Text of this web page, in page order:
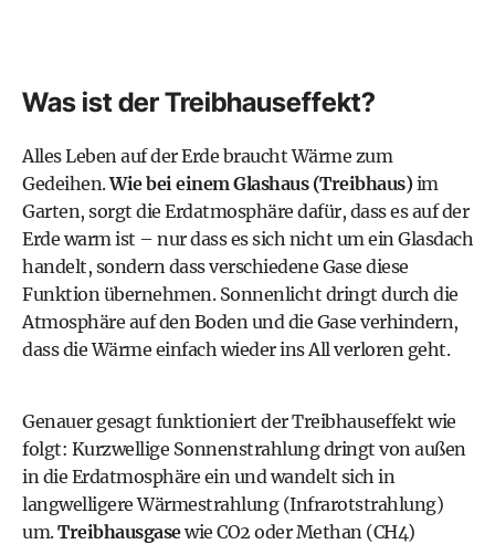
Was ist der Treibhauseffekt?
Alles Leben auf der Erde braucht Wärme zum
Gedeihen.Wie bei einem Glashaus (Treibhaus)im
Garten, sorgt die Erdatmosphäre dafür, dass es auf der
Erde warm ist – nur dass es sich nicht um ein Glasdach
handelt, sondern dass verschiedene Gase diese
Funktion übernehmen. Sonnenlicht dringt durch die
Atmosphäre auf den Boden und die Gase verhindern,
dass die Wärme einfach wieder ins All verloren geht.
Genauer gesagt funktioniert der Treibhauseffekt wie
folgt: Kurzwellige Sonnenstrahlung dringt von außen
in die Erdatmosphäre ein und wandelt sich in
langwelligere Wärmestrahlung (Infrarotstrahlung)
um.Treibhausgasewie CO2 oder Methan (CH4)